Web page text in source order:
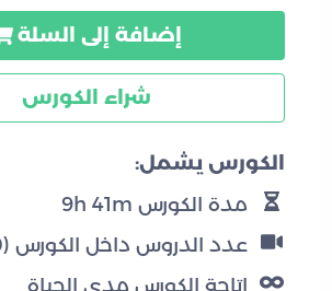
إضافة إلى السلة
شراء الكورس
الكورس يشمل:
مدة الكورس 9h 41m
عدد الدروس داخل الكورس (30)
إتاحة الكورس مدى الحياة